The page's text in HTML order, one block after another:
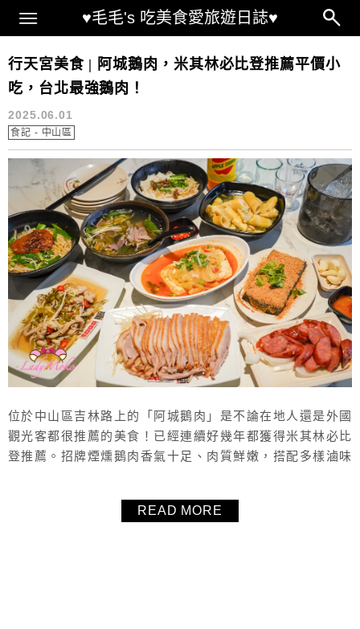
♥毛毛's 吃美食愛旅遊日誌♥
Main Menu
阿城鵝肉分店
行天宮美食 | 阿城鵝肉，米其林必比登推薦平價小
吃，台北最強鵝肉！
2025.06.01
食記 - 中山區
位於中山區吉林路上的「阿城鵝肉」是不論在地人還是外國
觀光客都很推薦的美食！已經連續好幾年都獲得米其林必比
登推薦。招牌煙燻鵝肉香氣十足、肉質鮮嫩，搭配多樣滷味
日晚餐都人潮不斷。「阿城鵝肉」也提供線上訂位服務，不
想排隊就記得提前預約。READ MORE